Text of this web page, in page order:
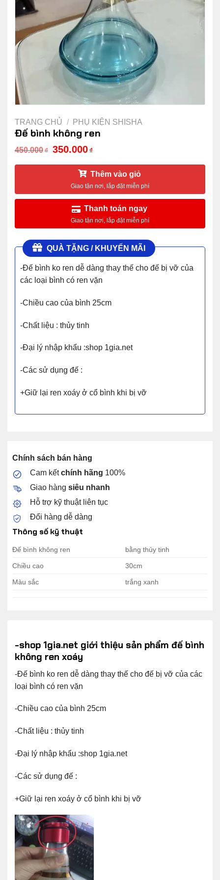
TRANG CHỦ / PHỤ KIỆN SHISHA
Đế bình không ren
450.000 ₫ 350.000 ₫
Thêm vào giỏ
Thanh toán ngay
QUÀ TẶNG / KHUYẾN MÃI
-Đế bình ko ren dễ dàng thay thế cho đế bị vỡ của
các loại bình có ren vặn
-Chiều cao của bình 25cm
-Chất liệu : thủy tinh
-Đại lý nhập khẩu :shop 1gia.net
-Các sử dụng đế :
+Giữ lại ren xoáy ở cổ bình khi bị vỡ
Chính sách bán hàng
Cam kếtchính hãng 100%
Giao hàng siêu nhanh
Hỗ trợ kỹ thuật liên tục
Đổi hàng dễ dàng
Thông số kỹ thuật
Đế bình không ren bằng thủy tinh
Chiều cao 30cm
Màu sắc trắng xanh
-shop 1gia.net giới thiệu sản phẩm đế bình
không ren xoáy
-Đế bình ko ren dễ dàng thay thế cho đế bị vỡ của các
loại bình có ren vặn
-Chiều cao của bình 25cm
-Chất liệu : thủy tinh
-Đại lý nhập khẩu :shop 1gia.net
-Các sử dụng đế :
+Giữ lại ren xoáy ở cổ bình khi bị vỡ